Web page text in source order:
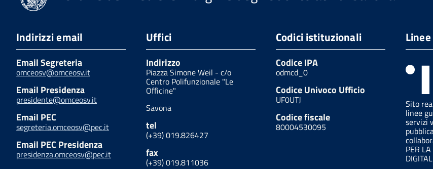
Indirizzi email
Email Segreteria
omceosv@omceosv.it
Email Presidenza
presidente@omceosv.it
Email PEC
segreteria.omceosv@pec.it
Email PEC Presidenza
presidenza.omceosv@pec.it
Uffici
Indirizzo
Piazza Simone Weil - c/o
Centro Polifunzionale "Le
Officine"
Savona
tel
(+39) 019.826427
fax
(+39) 019.811036
Codici istituzionali
Codice IPA
odmcd_0
Codice Univoco Ufficio
UF0UTJ
Codice fiscale
80004530095
Sito
linee
servizi
PER